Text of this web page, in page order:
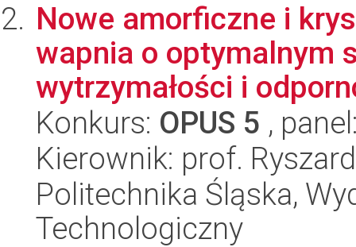
Nowe amorficzne i
wapnia o optymalnym
wytrzymałości i
Konkurs: OPUS 5 ,
Kierownik: prof.
Politechnika Śląska,
Technologiczny